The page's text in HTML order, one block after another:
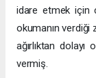
idare etmek için
okumanın verdiği
ağırlıktan
vermiş.